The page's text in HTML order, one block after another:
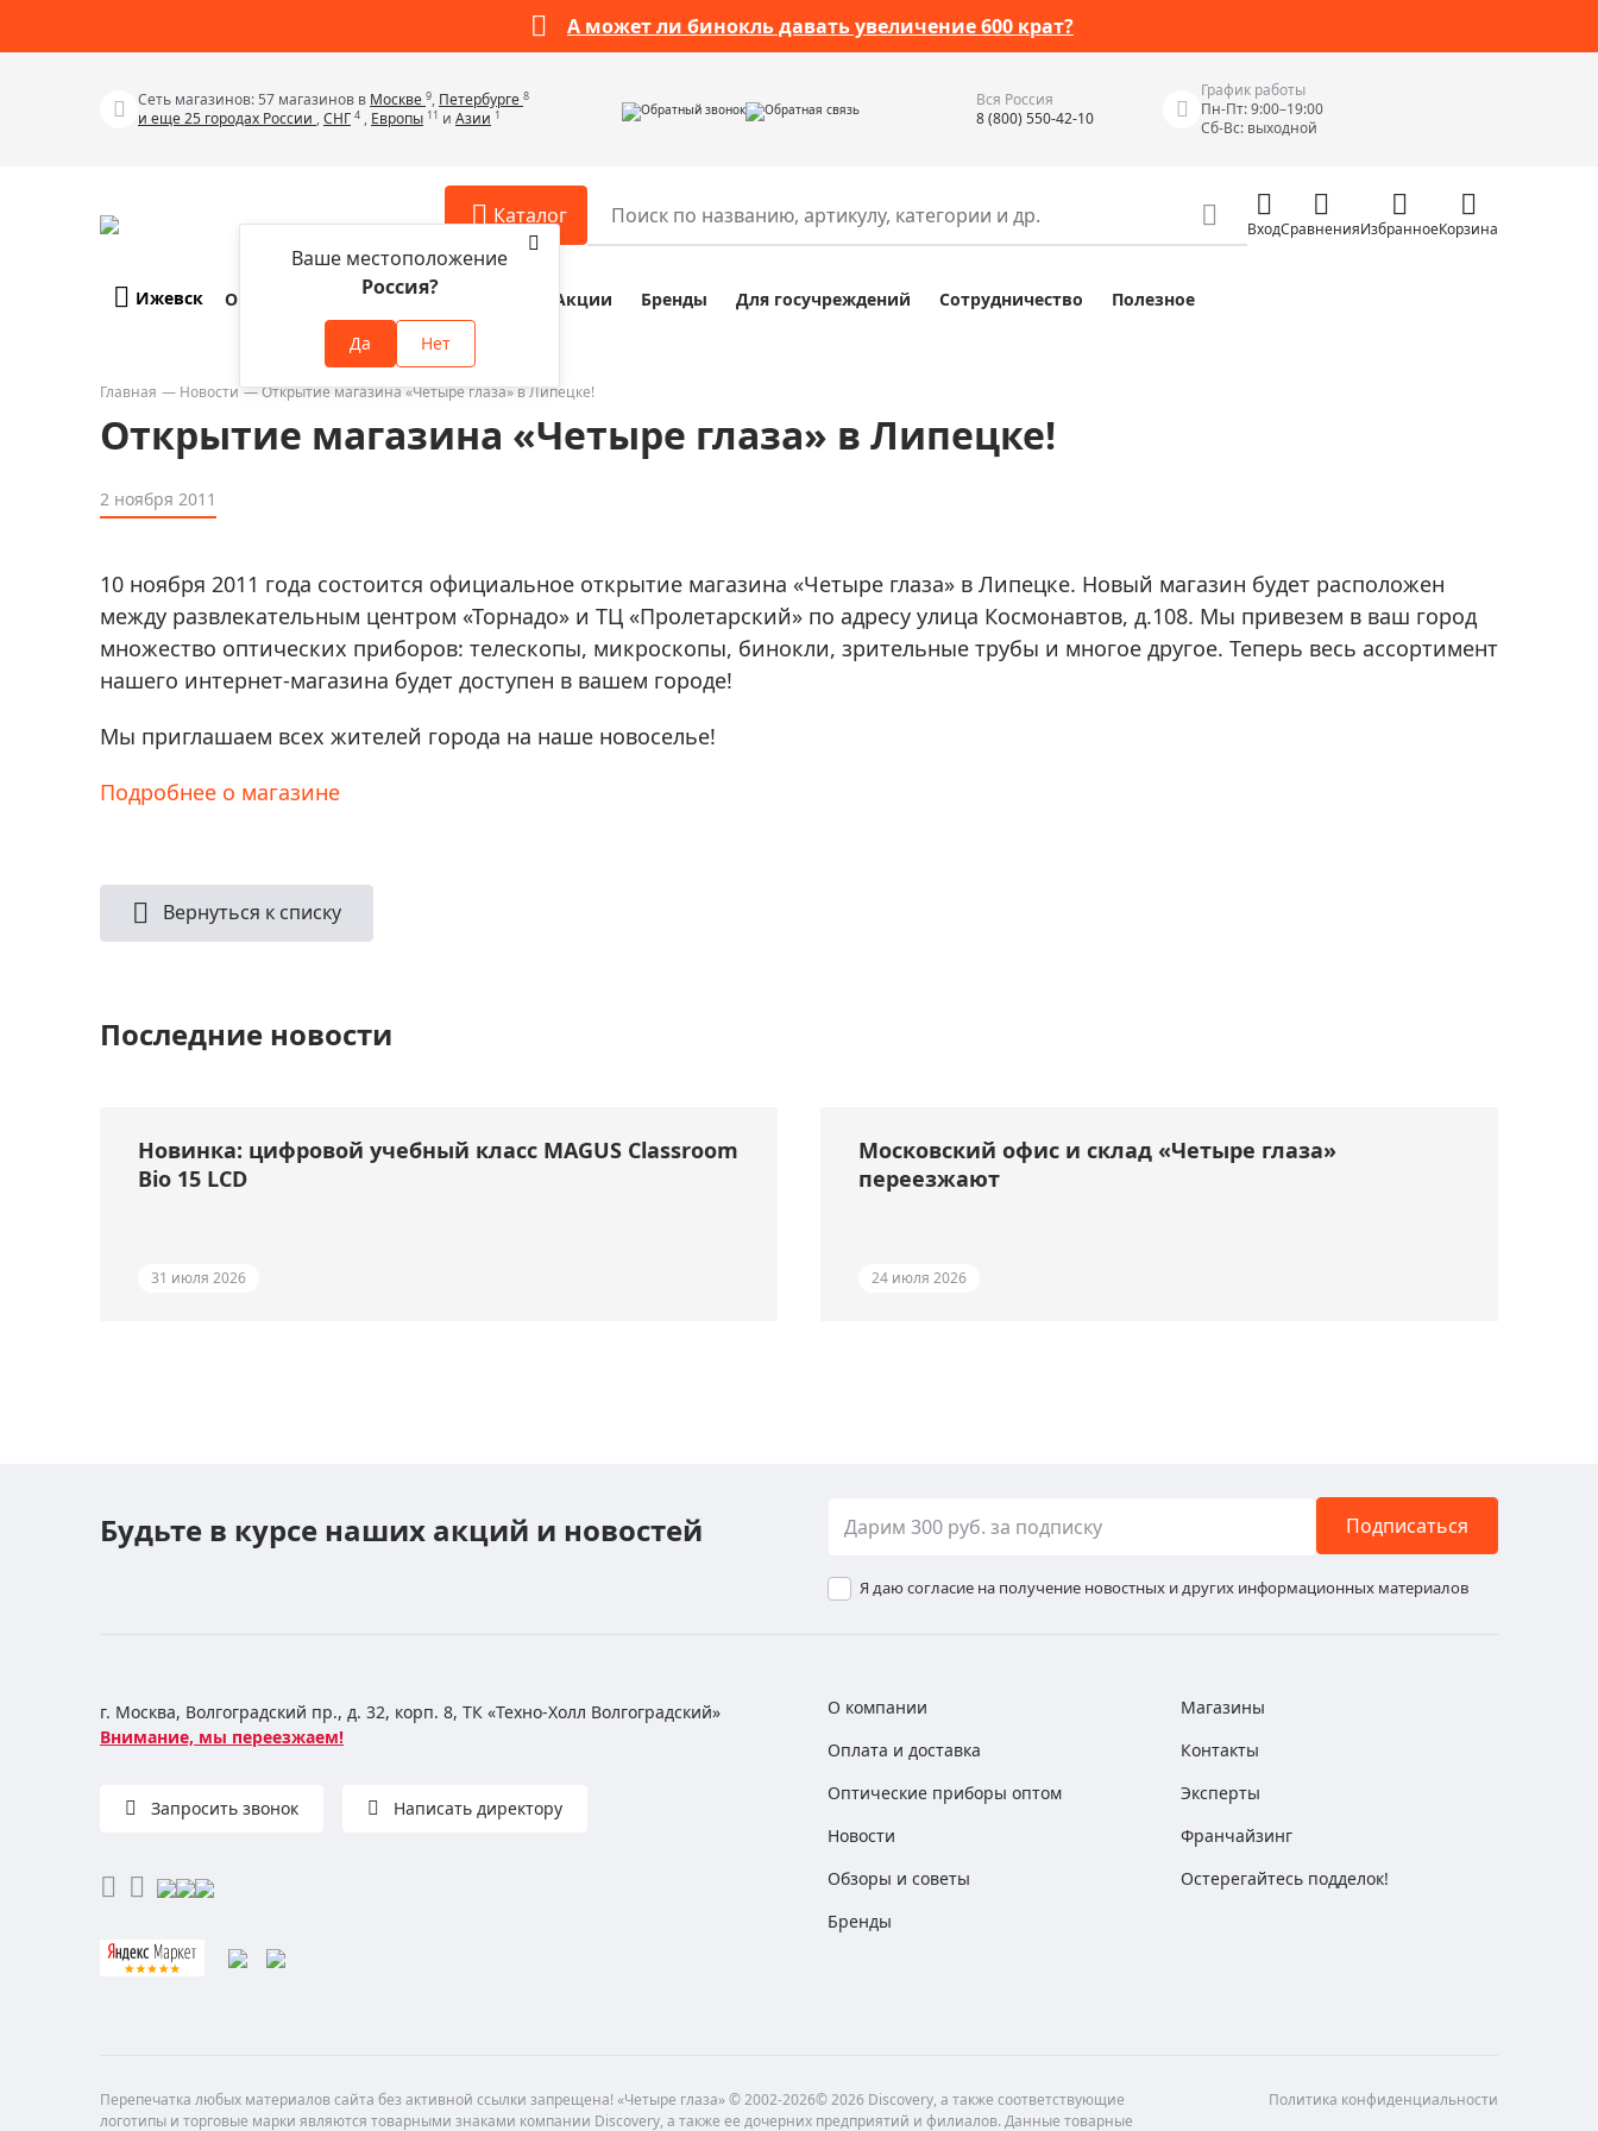
А может ли бинокль давать увеличение 600 крат?
Сеть магазинов: 57 магазинов в Москве 9, Петербурге 8
и еще 25 городах России ,СНГ 4 , Европы 11 и Азии 1 Обратный звонок Обратная связь
Вся Россия
8 (800) 550-42-10
График работы
Пн-Пт: 9:00–19:00
Сб-Вс: выходной
Каталог
Телескопы
Бинокли
Зрительные трубы
Приборы ночного видения
Тепловизоры
Прицелы
Метеостанции, барометры, часы
Discovery (Дискавери)
Подарки
Аксессуары для микроскопов
Аксессуары для зрительных труб
Аксессуары для биноклей
Распродажа
Распродажа оптики по специальным
ценам
Разное
Наборы исследователя Bresser Junior
Наборы для химических опытов
Лазерные дальномеры
Штативы
Сумки, кейсы, чехлы
Измерительные инструменты
Приборы для обслуживания сетей
Детекторы проводки
Влагомеры (датчики влажности)
ВходСравненияИзбранноеКорзина
Ижевск
Ваше местоположение
Россия?
Да Нет
О компании Оплата и доставка Акции Бренды Для госучреждений Сотрудничество Полезное
Главная Новости Открытие магазина «Четыре глаза» в Липецке!
Открытие магазина «Четыре глаза» в Липецке!
2 ноября 2011
10 ноября 2011 года состоится официальное открытие магазина «Четыре глаза» в Липецке. Новый магазин будет расположен
между развлекательным центром «Торнадо» и ТЦ «Пролетарский» по адресу улица Космонавтов, д.108. Мы привезем в ваш город
множество оптических приборов: телескопы, микроскопы, бинокли, зрительные трубы и многое другое. Теперь весь ассортимент
нашего интернет-магазина будет доступен в вашем городе!
Мы приглашаем всех жителей города на наше новоселье!
Подробнее о магазине
Вернуться к списку
Последние новости
Новинка: цифровой учебный класс MAGUS Classroom
Bio 15 LCD
31 июля 2026
Московский офис и склад «Четыре глаза»
переезжают
24 июля 2026
Будьте в курсе наших акций и новостей Подписаться
Я даю согласие на получение новостных и других информационных материалов
г. Москва, Волгоградский пр., д. 32, корп. 8, ТК «Техно-Холл Волгоградский»
Внимание, мы переезжаем!
Запросить звонок Написать директору
О компании
Оплата и доставка
Оптические приборы оптом
Новости
Обзоры и советы
Бренды
Магазины
Контакты
Эксперты
Франчайзинг
Остерегайтесь подделок!
Перепечатка любых материалов сайта без активной ссылки запрещена! «Четыре глаза» © 2002-2026© 2026 Discovery, а также соответствующие
логотипы и торговые марки являются товарными знаками компании Discovery, а также ее дочерних предприятий и филиалов. Данные товарные
Политика конфиденциальности